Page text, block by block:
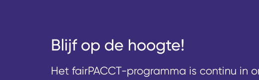
Blijf op de hoogte!
Het fairPACCT-programma is continu in